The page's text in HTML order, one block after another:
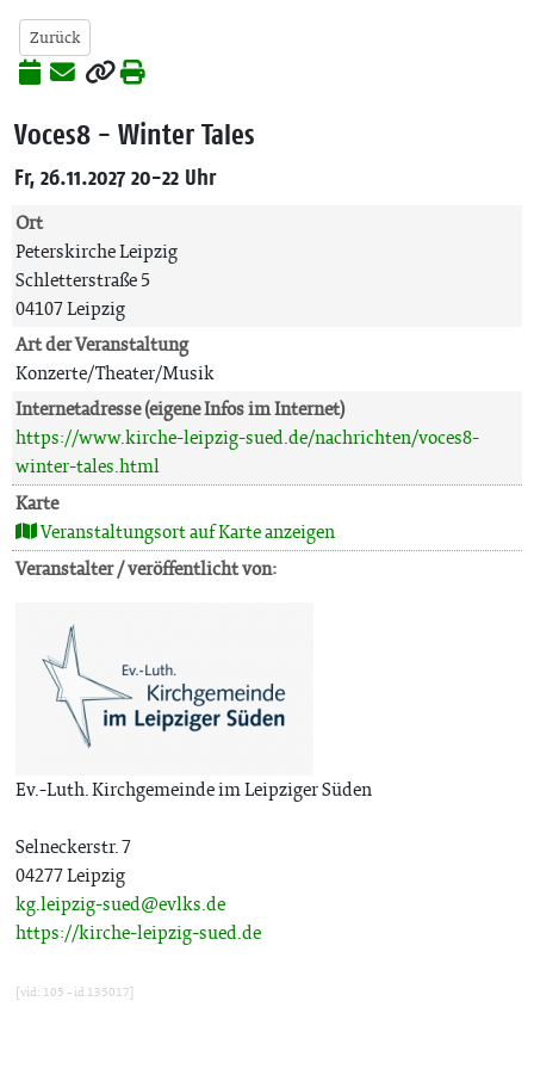
Zurück
Voces8 - Winter Tales
Fr, 26.11.2027 20-22 Uhr
Ort
Peterskirche Leipzig
Schletterstraße 5
04107 Leipzig
Art der Veranstaltung
Konzerte/Theater/Musik
Internetadresse (eigene Infos im Internet)
https://www.kirche-leipzig-sued.de/nachrichten/voces8-
winter-tales.html
Karte
Veranstaltungsort auf Karte anzeigen
Veranstalter / veröffentlicht von:
Ev.-Luth. Kirchgemeinde im Leipziger Süden
Selneckerstr. 7
04277 Leipzig
kg.leipzig-sued@evlks.de
https://kirche-leipzig-sued.de
[vid: 105 - id 135017]